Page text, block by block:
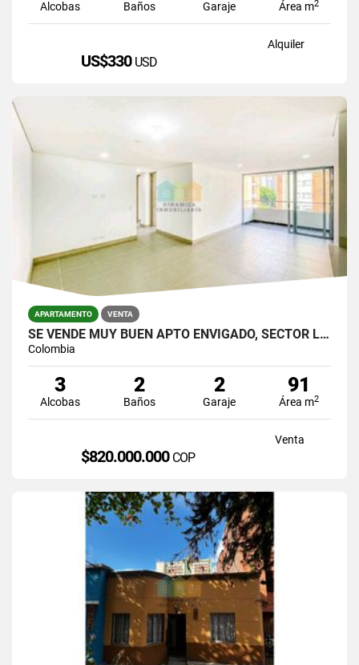
Alcobas Baños Garaje Área m2
Alquiler
US$330 USD
APARTAMENTO VENTA
SE VENDE MUY BUEN APTO ENVIGADO, SECTOR LA ABADIA,UNIDAD MUY COMPLETA.
Colombia
3
Alcobas
2
Baños
2
Garaje
91
Área m2
Venta
$820.000.000 COP